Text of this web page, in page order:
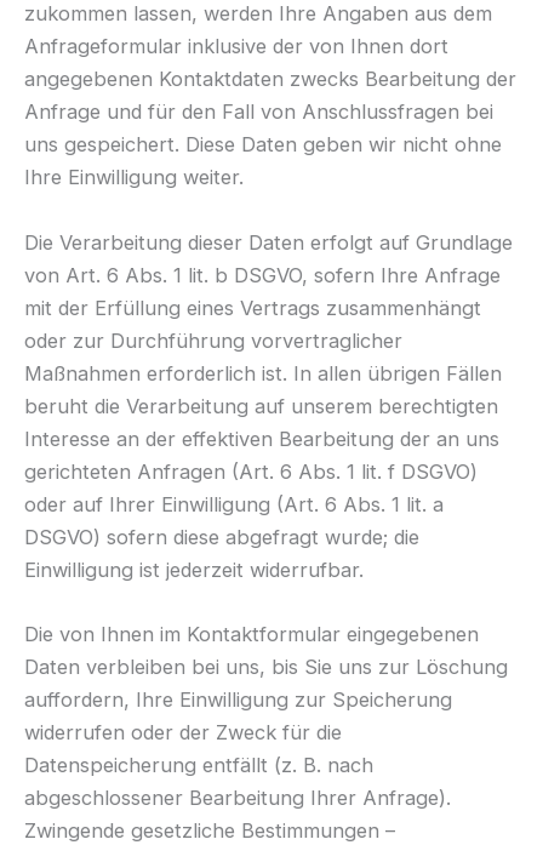
zukommen lassen, werden Ihre Angaben aus dem
Anfrageformular inklusive der von Ihnen dort
angegebenen Kontaktdaten zwecks Bearbeitung der
Anfrage und für den Fall von Anschlussfragen bei
uns gespeichert. Diese Daten geben wir nicht ohne
Ihre Einwilligung weiter.
Die Verarbeitung dieser Daten erfolgt auf Grundlage
von Art. 6 Abs. 1 lit. b DSGVO, sofern Ihre Anfrage
mit der Erfüllung eines Vertrags zusammenhängt
oder zur Durchführung vorvertraglicher
Maßnahmen erforderlich ist. In allen übrigen Fällen
beruht die Verarbeitung auf unserem berechtigten
Interesse an der effektiven Bearbeitung der an uns
gerichteten Anfragen (Art. 6 Abs. 1 lit. f DSGVO)
oder auf Ihrer Einwilligung (Art. 6 Abs. 1 lit. a
DSGVO) sofern diese abgefragt wurde; die
Einwilligung ist jederzeit widerrufbar.
Die von Ihnen im Kontaktformular eingegebenen
Daten verbleiben bei uns, bis Sie uns zur Löschung
auffordern, Ihre Einwilligung zur Speicherung
widerrufen oder der Zweck für die
Datenspeicherung entfällt (z. B. nach
abgeschlossener Bearbeitung Ihrer Anfrage).
Zwingende gesetzliche Bestimmungen –